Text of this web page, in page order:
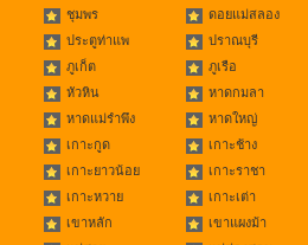
ชุมพร
ดอยแม่สลอง
ประตูท่าแพ
ปราณบุรี
ภูเก็ต
ภูเรือ
หัวหิน
หาดกมลา
หาดแม่รำพึง
หาดใหญ่
เกาะกูด
เกาะช้าง
เกาะยาวน้อย
เกาะราชา
เกาะหวาย
เกาะเต่า
เขาหลัก
เขาแผงม้า